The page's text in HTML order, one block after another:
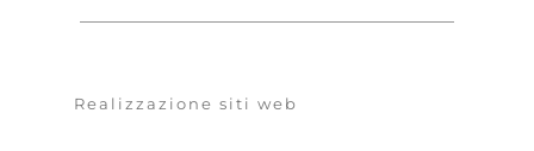
Realizzazione siti web